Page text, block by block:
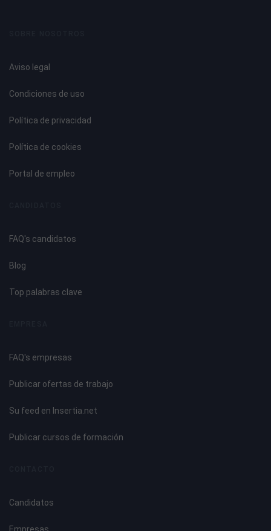
Aviso legal
Condiciones de uso
Política de privacidad
Política de cookies
Portal de empleo
FAQ's candidatos
Blog
Top palabras clave
FAQ's empresas
Publicar ofertas de trabajo
Su feed en Insertia.net
Publicar cursos de formación
Candidatos